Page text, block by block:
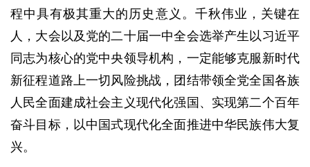
程中具有极其重大的历史意义。千秋伟业，关键在
人，大会以及党的二十届一中全会选举产生以习近平
同志为核心的党中央领导机构，一定能够克服新时代
新征程道路上一切风险挑战，团结带领全党全国各族
人民全面建成社会主义现代化强国、实现第二个百年
奋斗目标，以中国式现代化全面推进中华民族伟大复
兴。